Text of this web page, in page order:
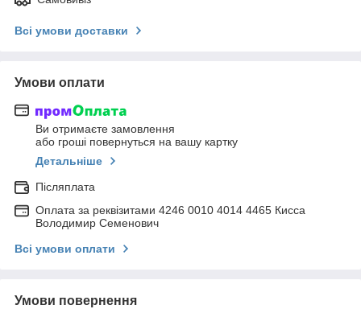
Всі умови доставки
Умови оплати
Ви отримаєте замовлення
або гроші повернуться на вашу картку
Детальніше
Післяплата
Оплата за реквізитами 4246 0010 4014 4465 Кисса
Володимир Семенович
Всі умови оплати
Умови повернення